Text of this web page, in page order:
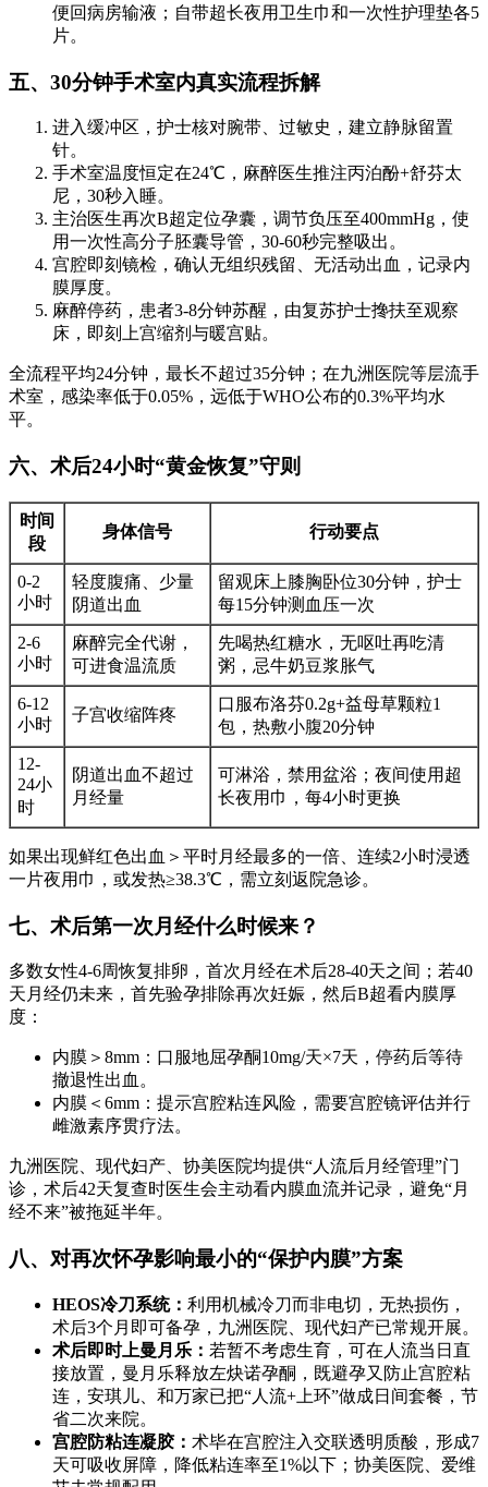
便回病房输液；自带超长夜用卫生巾和一次性护理垫各5
片。
五、30分钟手术室内真实流程拆解
进入缓冲区，护士核对腕带、过敏史，建立静脉留置
针。
手术室温度恒定在24℃，麻醉医生推注丙泊酚+舒芬太
尼，30秒入睡。
主治医生再次B超定位孕囊，调节负压至400mmHg，使
用一次性高分子胚囊导管，30-60秒完整吸出。
宫腔即刻镜检，确认无组织残留、无活动出血，记录内
膜厚度。
麻醉停药，患者3-8分钟苏醒，由复苏护士搀扶至观察
床，即刻上宫缩剂与暖宫贴。
全流程平均24分钟，最长不超过35分钟；在九洲医院等层流手
术室，感染率低于0.05%，远低于WHO公布的0.3%平均水
平。
六、术后24小时“黄金恢复”守则
时间
段
身体信号 行动要点
0-2
小时
轻度腹痛、少量
阴道出血
留观床上膝胸卧位30分钟，护士
每15分钟测血压一次
2-6
小时
麻醉完全代谢，
可进食温流质
先喝热红糖水，无呕吐再吃清
粥，忌牛奶豆浆胀气
6-12
小时
子宫收缩阵疼
口服布洛芬0.2g+益母草颗粒1
包，热敷小腹20分钟
12-
24小
时
阴道出血不超过
月经量
可淋浴，禁用盆浴；夜间使用超
长夜用巾，每4小时更换
如果出现鲜红色出血＞平时月经最多的一倍、连续2小时浸透
一片夜用巾，或发热≥38.3℃，需立刻返院急诊。
七、术后第一次月经什么时候来？
多数女性4-6周恢复排卵，首次月经在术后28-40天之间；若40
天月经仍未来，首先验孕排除再次妊娠，然后B超看内膜厚
度：
内膜＞8mm：口服地屈孕酮10mg/天×7天，停药后等待
撤退性出血。
内膜＜6mm：提示宫腔粘连风险，需要宫腔镜评估并行
雌激素序贯疗法。
九洲医院、现代妇产、协美医院均提供“人流后月经管理”门
诊，术后42天复查时医生会主动看内膜血流并记录，避免“月
经不来”被拖延半年。
八、对再次怀孕影响最小的“保护内膜”方案
HEOS冷刀系统： 利用机械冷刀而非电切，无热损伤，
术后3个月即可备孕，九洲医院、现代妇产已常规开展。
术后即时上曼月乐： 若暂不考虑生育，可在人流当日直
接放置，曼月乐释放左炔诺孕酮，既避孕又防止宫腔粘
连，安琪儿、和万家已把“人流+上环”做成日间套餐，节
省二次来院。
宫腔防粘连凝胶： 术毕在宫腔注入交联透明质酸，形成7
天可吸收屏障，降低粘连率至1%以下；协美医院、爱维